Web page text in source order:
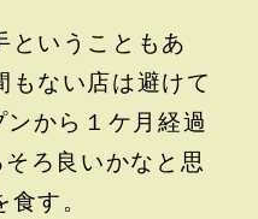
いうこともあ
もない店は避けて
から１ケ月経過
ろ良いかなと思
す。